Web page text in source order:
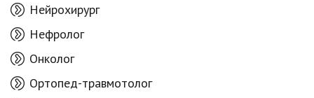
Нейрохирург
Нефролог
Онколог
Ортопед-травмотолог